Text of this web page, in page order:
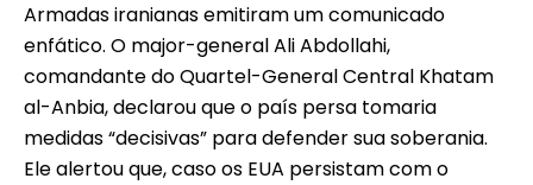
Armadas iranianas emitiram um comunicado
enfático. O major-general Ali Abdollahi,
comandante do Quartel-General Central Khatam
al-Anbia, declarou que o país persa tomaria
medidas “decisivas” para defender sua soberania.
Ele alertou que, caso os EUA persistam com o